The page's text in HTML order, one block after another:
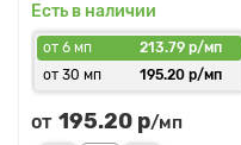
Есть в наличии
от 6 мп
213.79 р/мп
от 30 мп
195.20 р/мп
от 195.20 р/мп